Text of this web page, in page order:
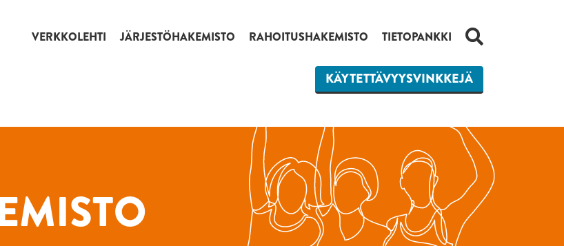
VERKKOLEHTI JÄRJESTÖHAKEMISTO RAHOITUSHAKEMISTO TIETOPANKKI HAKU
KÄYTETTÄVYYSVINKKEJÄ